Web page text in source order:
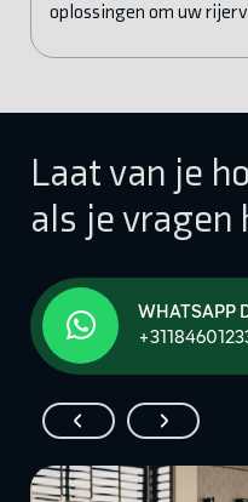
oplossingen om uw
Laat van je
als je vragen
WHATSAPP